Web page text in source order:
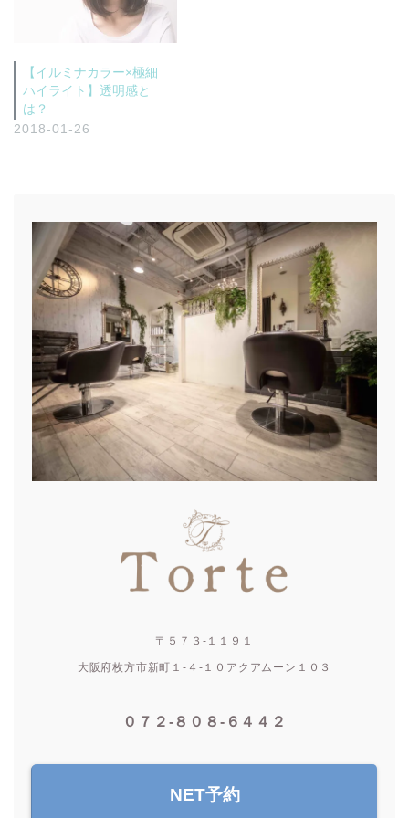
【イルミナカラー×極細
ハイライト】透明感と
は？
2018-01-26
〒５７３-１１９１
大阪府枚方市新町１-４-１０アクアムーン１０３
０７２-８０８-６４４２
NET予約